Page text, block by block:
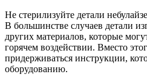
Не стерилизуйте детали
В большинстве случаев детали
других материалов, которые
горячем воздействии. Вместо
придерживаться инструкции,
оборудованию.